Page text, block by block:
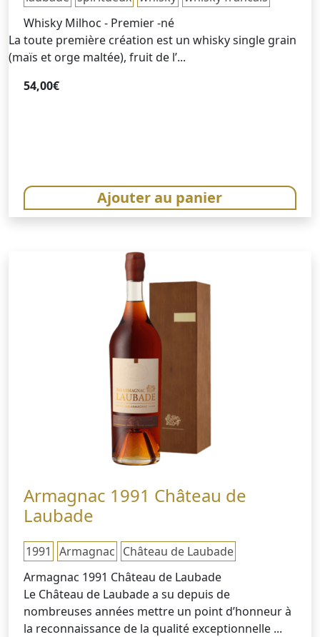
Whisky Milhoc - Premier -né
La toute première création est un whisky single grain
(maïs et orge maltée), fruit de l’...
54,00€
Ajouter au panier
Armagnac 1991 Château de
Laubade
1991 Armagnac Château de Laubade
Armagnac 1991 Château de Laubade
Le Château de Laubade a su depuis de
nombreuses années mettre un point d’honneur à
la reconnaissance de la qualité exceptionnelle ...